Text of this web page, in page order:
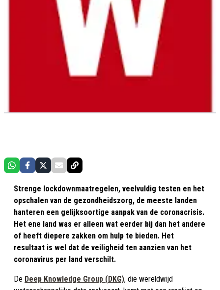
Strenge lockdownmaatregelen, veelvuldig testen en het
opschalen van de gezondheidszorg, de meeste landen
hanteren een gelijksoortige aanpak van de coronacrisis.
Het ene land was er alleen wat eerder bij dan het andere
of heeft diepere zakken om hulp te bieden. Het
resultaat is wel dat de veiligheid ten aanzien van het
coronavirus per land verschilt.
De Deep Knowledge Group (DKG), die wereldwijd